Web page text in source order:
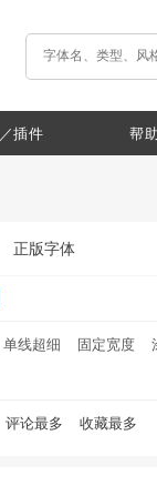
插件 帮
正版字体
单线超细 固定宽度
评论最多 收藏最多